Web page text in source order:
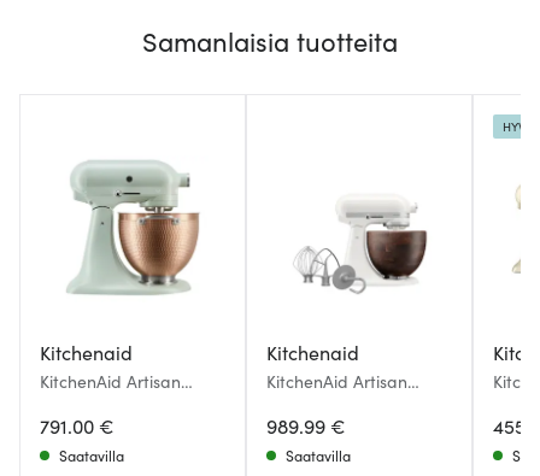
Samanlaisia tuotteita
Kitchenaid
KitchenAid Artisan
791.00 €
Saatavilla
Kitchenaid
KitchenAid Artisan
5KSM156WBEPL
Porcelain
989.99 €
Saatavilla
HYVÄ